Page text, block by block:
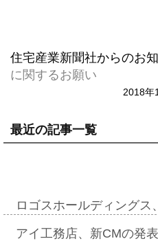
住宅産業新聞社からのお知
に関するお願い
2018年
最近の記事一覧
ロゴスホールディング
アイ工務店、新CMの発